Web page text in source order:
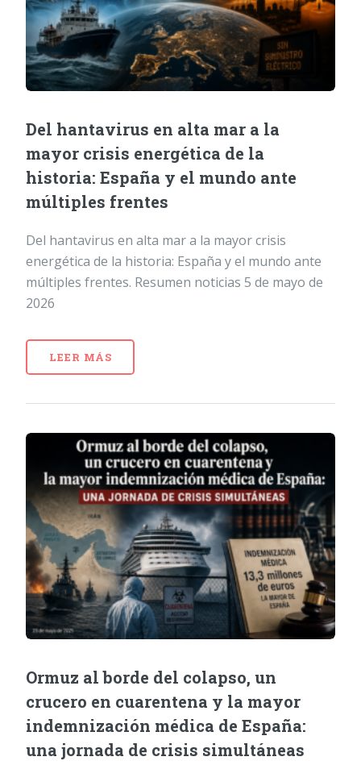
Del hantavirus en alta mar a la
mayor crisis energética de la
historia: España y el mundo ante
múltiples frentes
Del hantavirus en alta mar a la mayor crisis
energética de la historia: España y el mundo ante
múltiples frentes. Resumen noticias 5 de mayo de
2026
LEER MÁS
Ormuz al borde del colapso, un
crucero en cuarentena y la mayor
indemnización médica de España:
una jornada de crisis simultáneas